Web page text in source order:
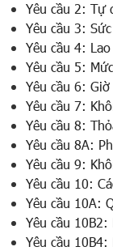
Yêu cầu 2: Tự
Yêu cầu 3:
Yêu cầu 4:
Yêu cầu 5:
Yêu cầu 6:
Yêu cầu 7:
Yêu cầu 8:
Yêu cầu 8A:
Yêu cầu 9:
Yêu cầu 10:
Yêu cầu 10A:
Yêu cầu
Yêu cầu